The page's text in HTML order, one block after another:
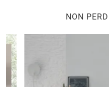
NON